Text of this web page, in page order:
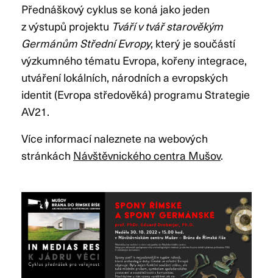
Přednáškový cyklus se koná jako jeden
z výstupů projektu Tváří v tvář starověkým
Germánům Střední Evropy, který je součástí
výzkumného tématu Evropa, kořeny integrace,
utváření lokálních, národních a evropských
identit (Evropa středověká) programu Strategie
AV21.
Více informací naleznete na webových
stránkách Návštěvnického centra Mušov.